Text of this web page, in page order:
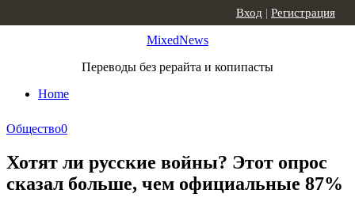
MixedNews
Переводы без рерайта и копипасты
Home
Вход | Регистрация
Общество0
Хотят ли русские войны? Этот опрос
сказал больше, чем официальные 87%